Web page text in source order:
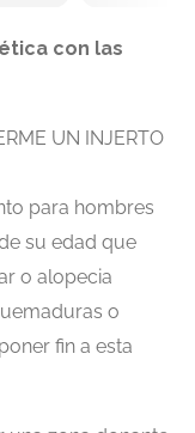
con las
UN INJERTO
para hombres
su edad que
o alopecia
o
fin a esta